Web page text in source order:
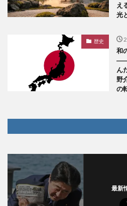
え
光
歴史
和
――
ん
野
の
最新